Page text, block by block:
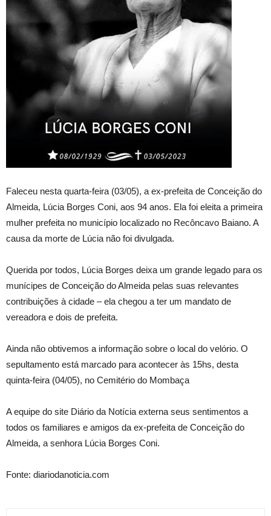
Faleceu nesta quarta-feira (03/05), a ex-prefeita de Conceição do
Almeida, Lúcia Borges Coni, aos 94 anos. Ela foi eleita a primeira
mulher prefeita no município localizado no Recôncavo Baiano. A
causa da morte de Lúcia não foi divulgada.
Querida por todos, Lúcia Borges deixa um grande legado para os
munícipes de Conceição do Almeida pelas suas relevantes
contribuições à cidade – ela chegou a ter um mandato de
vereadora e dois de prefeita.
Ainda não obtivemos a informação sobre o local do velório. O
sepultamento está marcado para acontecer às 15hs, desta
quinta-feira (04/05), no Cemitério do Mombaça
A equipe do site Diário da Notícia externa seus sentimentos a
todos os familiares e amigos da ex-prefeita de Conceição do
Almeida, a senhora Lúcia Borges Coni.
Fonte: diariodanoticia.com